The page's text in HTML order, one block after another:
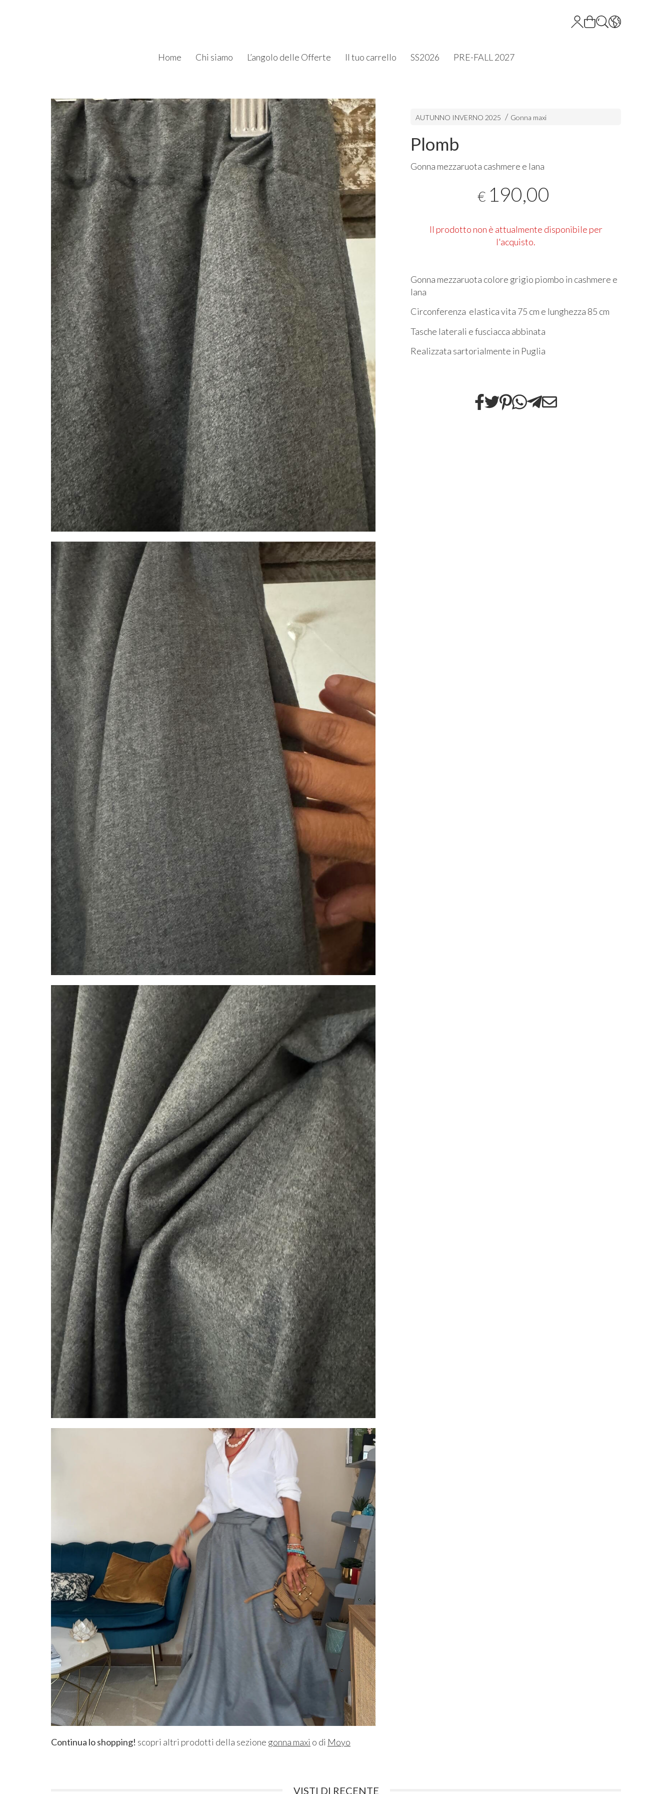
Home Chi siamo L’angolo delle Offerte Il tuo carrello SS2026 PRE-FALL 2027
AUTUNNO INVERNO 2025 Gonna maxi
Plomb
Gonna mezzaruota cashmere e lana
€ 190,00
Il prodotto non è attualmente disponibile per
l'acquisto.
Gonna mezzaruota colore grigio piombo in cashmere e
lana
Circonferenza elastica vita 75 cm e lunghezza 85 cm
Tasche laterali e fusciacca abbinata
Realizzata sartorialmente in Puglia
Continua lo shopping! scopri altri prodotti della sezione gonna maxi o di Moyo
VISTI DI RECENTE